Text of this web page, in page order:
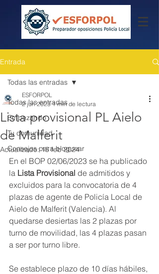
Entrada
Todas las entradas
Empezando
Tu comunidad
Consejos para bloguear
Todas las entradas
Lista provisional PL Aielo
de Malferit
ESFORPOL
2 jun 2023 1 min de lectura
Actualizado:15 feb 2024
En el BOP 02/06/2023 se ha publicado
la Lista Provisional de admitidos y
excluidos para la convocatoria de 4
plazas de agente de Policía Local de
Aielo de Malferit (Valencia). Al
quedarse desiertas las 2 plazas por
turno de movilidad, las 4 plazas pasan
a ser por turno libre.
Se establece plazo de 10 días hábiles,